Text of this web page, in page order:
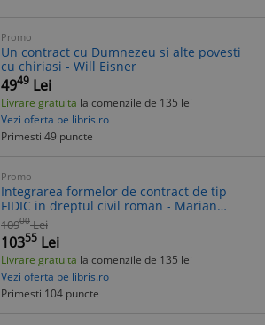
Promo
Un contract cu Dumnezeu si alte povesti
cu chiriasi - Will Eisner
4949 Lei
Livrare gratuita la comenzile de 135 lei
Vezi oferta pe libris.ro
Primesti 49 puncte
Promo
Integrarea formelor de contract de tip
FIDIC in dreptul civil roman - Marian
Cosmin Cojocaru
10900 Lei
10355 Lei
Livrare gratuita la comenzile de 135 lei
Vezi oferta pe libris.ro
Primesti 104 puncte